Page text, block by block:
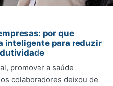
por que
inteligente para reduzir
promover a saúde
colaboradores deixou de